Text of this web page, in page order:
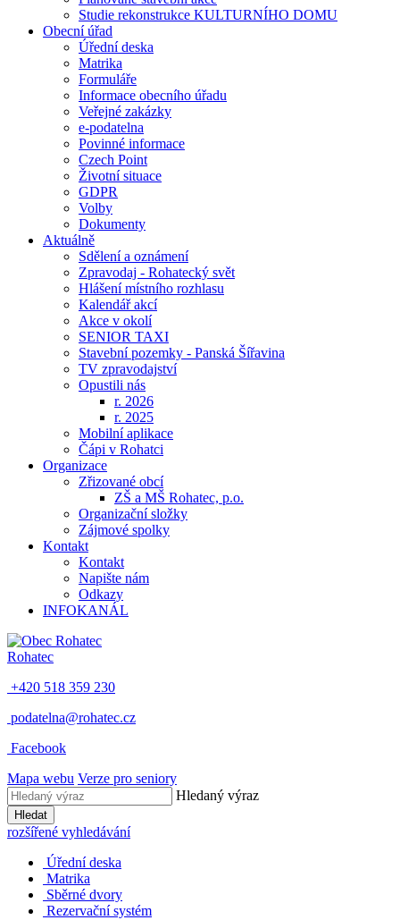
Studie rekonstrukce KULTURNÍHO DOMU
Obecní úřad
Úřední deska
Matrika
Formuláře
Informace obecního úřadu
Veřejné zakázky
e-podatelna
Povinné informace
Czech Point
Životní situace
GDPR
Volby
Dokumenty
Aktuálně
Sdělení a oznámení
Zpravodaj - Rohatecký svět
Hlášení místního rozhlasu
Kalendář akcí
Akce v okolí
SENIOR TAXI
Stavební pozemky - Panská Šířavina
TV zpravodajství
Opustili nás
r. 2026
r. 2025
Mobilní aplikace
Čápi v Rohatci
Organizace
Zřizované obcí
ZŠ a MŠ Rohatec, p.o.
Organizační složky
Zájmové spolky
Kontakt
Kontakt
Napište nám
Odkazy
INFOKANÁL
Rohatec
+420 518 359 230
podatelna@rohatec.cz
Facebook
Mapa webu Verze pro seniory
Hledaný výraz
Hledat
rozšířené vyhledávání
Úřední deska
Matrika
Sběrné dvory
Rezervační systém